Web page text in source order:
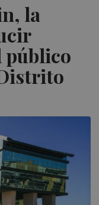
la
público